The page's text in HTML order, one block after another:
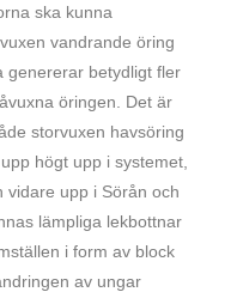
ska kunna
vandrande öring
genererar betydligt fler
öringen. Det är
storvuxen havsöring
högt upp i systemet,
vidare upp i Sörån och
lämpliga lekbottnar
i form av block
av ungar